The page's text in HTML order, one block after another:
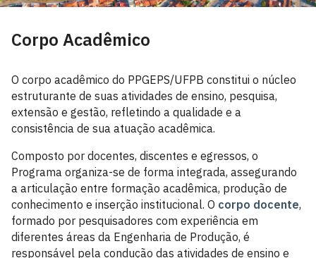
Corpo Acadêmico
O corpo acadêmico do PPGEPS/UFPB constitui o núcleo
estruturante de suas atividades de ensino, pesquisa,
extensão e gestão, refletindo a qualidade e a
consistência de sua atuação acadêmica.
Composto por docentes, discentes e egressos, o
Programa organiza-se de forma integrada, assegurando
a articulação entre formação acadêmica, produção de
conhecimento e inserção institucional. O corpo docente,
formado por pesquisadores com experiência em
diferentes áreas da Engenharia de Produção, é
responsável pela condução das atividades de ensino e